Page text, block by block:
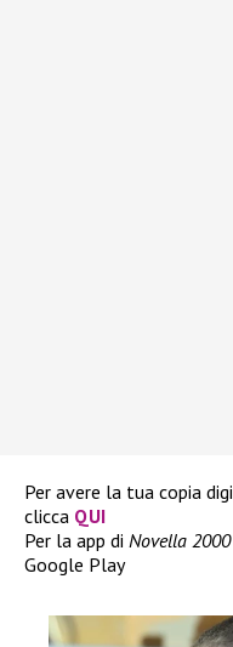
Per avere la tua copia
clicca QUI
Per la app di Novella 2000
Google Play